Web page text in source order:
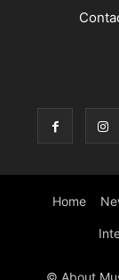
Home
© About